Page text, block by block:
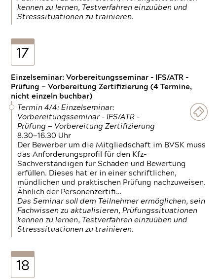
kennen zu lernen, Testverfahren einzuüben und
Stresssituationen zu trainieren.
17
Einzelseminar: Vorbereitungsseminar - IFS/ATR -
Prüfung — Vorbereitung Zertifizierung (4 Termine,
nicht einzeln buchbar)
Termin 4/4: Einzelseminar:
Vorbereitungsseminar - IFS/ATR -
Prüfung — Vorbereitung Zertifizierung
8.30—16.30 Uhr
Der Bewerber um die Mitgliedschaft im BVSK muss
das Anforderungsprofil für den Kfz-
Sachverständigen für Schäden und Bewertung
erfüllen. Dieses hat er in einer schriftlichen,
mündlichen und praktischen Prüfung nachzuweisen.
Ähnlich der Personenzertifi…
Das Seminar soll dem Teilnehmer ermöglichen, sein
Fachwissen zu aktualisieren, Prüfungssituationen
kennen zu lernen, Testverfahren einzuüben und
Stresssituationen zu trainieren.
18